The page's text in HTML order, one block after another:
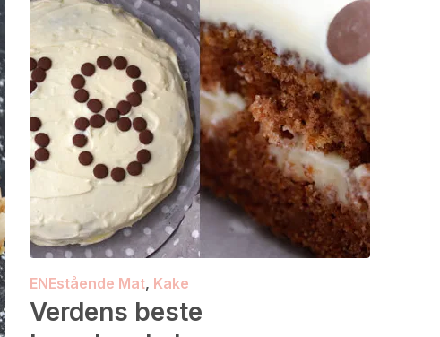
ENEstående Mat, Kake
Verdens beste